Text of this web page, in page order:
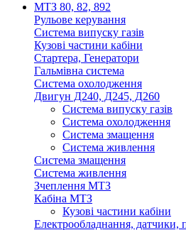
МТЗ 80, 82, 892
Рульове керування
Система випуску газів
Кузові частини кабіни
Стартера, Генератори
Гальмівна система
Система охолодження
Двигун Д240, Д245, Д260
Система випуску газів
Система охолодження
Система змащення
Система живлення
Система змащення
Система живлення
Зчеплення МТЗ
Кабіна МТЗ
Кузові частини кабіни
Електрообладнання,